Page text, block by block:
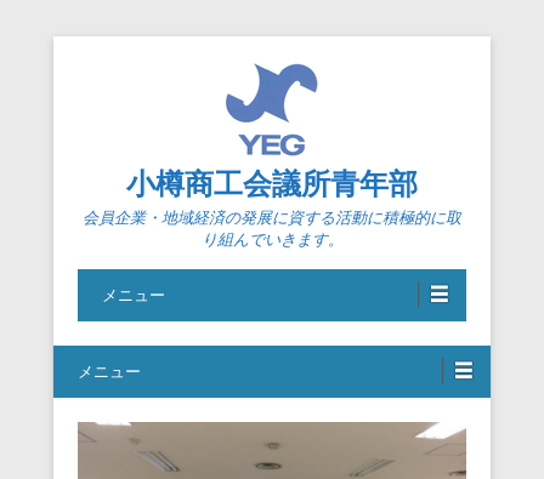
小樽商工会議所青年部
会員企業・地域経済の発展に資する活動に積極的に取
り組んでいきます。
メニュー
メニュー